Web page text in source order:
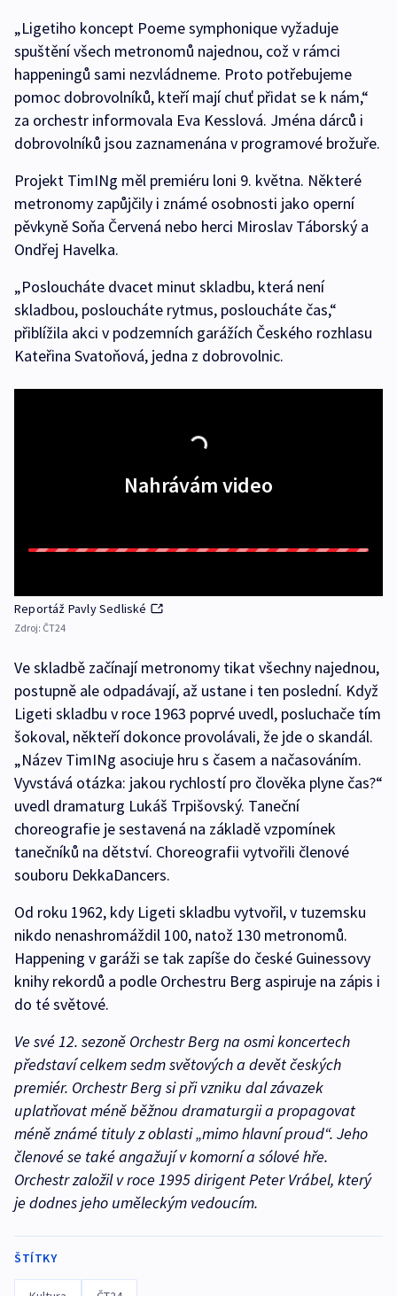
„Ligetiho koncept Poeme symphonique vyžaduje
spuštění všech metronomů najednou, což v rámci
happeningů sami nezvládneme. Proto potřebujeme
pomoc dobrovolníků, kteří mají chuť přidat se k nám,“
za orchestr informovala Eva Kesslová. Jména dárců i
dobrovolníků jsou zaznamenána v programové brožuře.
Projekt TimINg měl premiéru loni 9. května. Některé
metronomy zapůjčily i známé osobnosti jako operní
pěvkyně Soňa Červená nebo herci Miroslav Táborský a
Ondřej Havelka.
„Posloucháte dvacet minut skladbu, která není
skladbou, posloucháte rytmus, posloucháte čas,“
přiblížila akci v podzemních garážích Českého rozhlasu
Kateřina Svatoňová, jedna z dobrovolnic.
Nahrávám video
Reportáž Pavly Sedliské
Zdroj: ČT24
Ve skladbě začínají metronomy tikat všechny najednou,
postupně ale odpadávají, až ustane i ten poslední. Když
Ligeti skladbu v roce 1963 poprvé uvedl, posluchače tím
šokoval, někteří dokonce provolávali, že jde o skandál.
„Název TimINg asociuje hru s časem a načasováním.
Vyvstává otázka: jakou rychlostí pro člověka plyne čas?“
uvedl dramaturg Lukáš Trpišovský. Taneční
choreografie je sestavená na základě vzpomínek
tanečníků na dětství. Choreografii vytvořili členové
souboru DekkaDancers.
Od roku 1962, kdy Ligeti skladbu vytvořil, v tuzemsku
nikdo nenashromáždil 100, natož 130 metronomů.
Happening v garáži se tak zapíše do české Guinessovy
knihy rekordů a podle Orchestru Berg aspiruje na zápis i
do té světové.
Ve své 12. sezoně Orchestr Berg na osmi koncertech
představí celkem sedm světových a devět českých
premiér. Orchestr Berg si při vzniku dal závazek
uplatňovat méně běžnou dramaturgii a propagovat
méně známé tituly z oblasti „mimo hlavní proud“. Jeho
členové se také angažují v komorní a sólové hře.
Orchestr založil v roce 1995 dirigent Peter Vrábel, který
je dodnes jeho uměleckým vedoucím.
ŠTÍTKY